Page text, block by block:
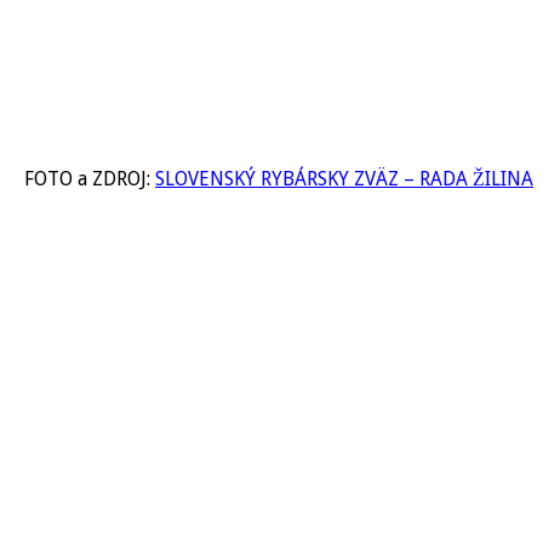
FOTO a ZDROJ: SLOVENSKÝ RYBÁRSKY ZVÄZ – RADA ŽILINA